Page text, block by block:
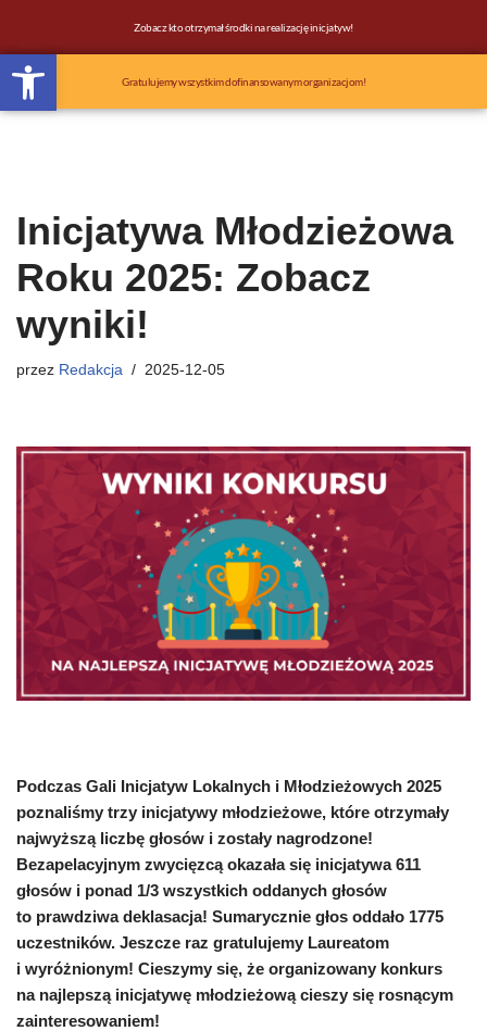
Otwórz pasek narzędzi
Przejdź
do
treści
Zobacz kto otrzymał środki na realizację inicjatyw!
Gratulujemy wszystkim dofinansowanym organizacjom!
Inicjatywa Młodzieżowa
Roku 2025: Zobacz
wyniki!
przez Redakcja 2025-12-05
Podczas Gali Inicjatyw Lokalnych i Młodzieżowych 2025
poznaliśmy trzy inicjatywy młodzieżowe, które otrzymały
najwyższą liczbę głosów i zostały nagrodzone!
Bezapelacyjnym zwycięzcą okazała się inicjatywa 611
głosów i ponad 1/3 wszystkich oddanych głosów
to prawdziwa deklasacja! Sumarycznie głos oddało 1775
uczestników. Jeszcze raz gratulujemy Laureatom
i wyróżnionym! Cieszymy się, że organizowany konkurs
na najlepszą inicjatywę młodzieżową cieszy się rosnącym
zainteresowaniem!